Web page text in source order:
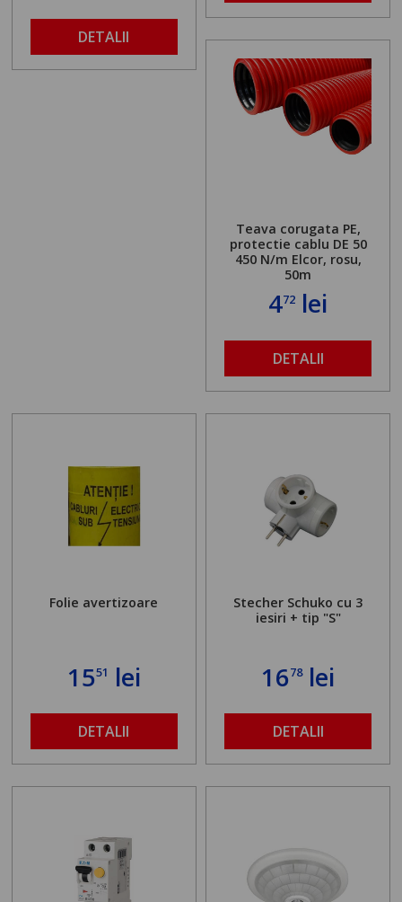
DETALII
Teava corugata PE,
protectie cablu DE 50
450 N/m Elcor, rosu,
50m
472 lei
DETALII
Folie avertizoare
1551 lei
DETALII
Stecher Schuko cu 3
iesiri + tip "S"
1678lei
DETALII